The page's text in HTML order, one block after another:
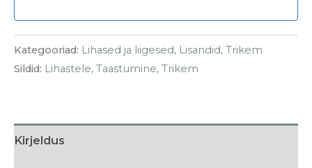
Kategooriad: Lihased ja liigesed, Lisandid, Trikem
Sildid: Lihastele, Taastumine, Trikem
Kirjeldus